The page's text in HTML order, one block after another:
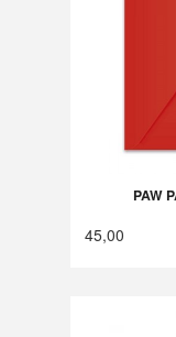
PAW
45,00